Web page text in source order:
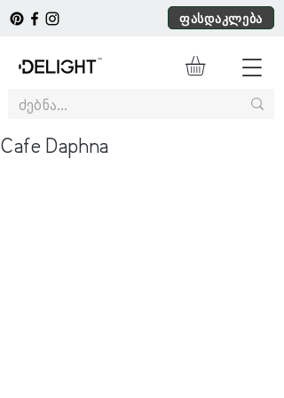
ფასდაკლება
Cafe Daphna